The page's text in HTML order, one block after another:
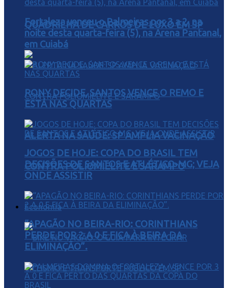
QUADRILHA DE CARROS DE LUXO EM SP
ALERTA NA SAÚDE: SP AMPLIA VACINAÇÃO
CONTRA POLIOMIELITE E SARAMPO
Economia
Fortaleza venceu o Palmeiras por 3 a 2, na
noite desta quarta-feira (5), na Arena Pantanal,
em Cuiabá
RONY DECIDE, SANTOS VENCE O REMO E
ESTÁ NAS QUARTAS
JOGOS DE HOJE: COPA DO BRASIL TEM
DECISÕES DE SANTOS E ATLÉTICO-MG; VEJA
ONDE ASSISTIR
“APAGÃO NO BEIRA-RIO: CORINTHIANS
PERDE POR 2 A 0 E FICA À BEIRA DA
ELIMINAÇÃO”.